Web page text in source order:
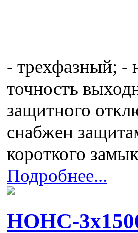
- трехфазный; -
точность
защитного
снабжен
короткого
Подробнее...
НОНС-